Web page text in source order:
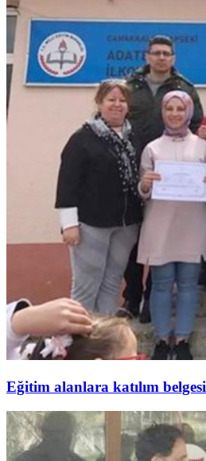
Eğitim alanlara katılım belgesi